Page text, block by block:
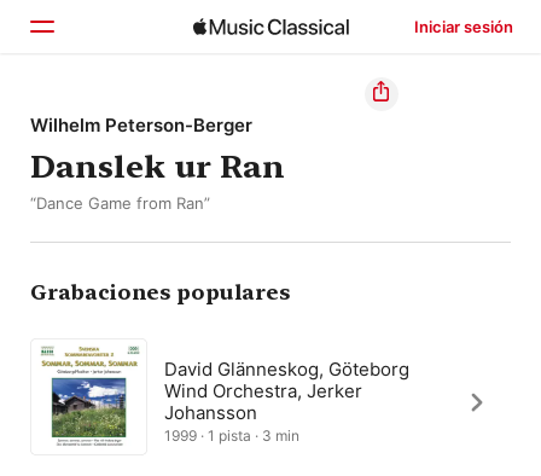
Iniciar sesión
Inicio
Explorar
Wilhelm Peterson-Berger
Danslek ur Ran
“Dance Game from Ran”
Grabaciones populares
David Glänneskog, Göteborg
Wind Orchestra, Jerker
Johansson
1999 · 1 pista · 3 min